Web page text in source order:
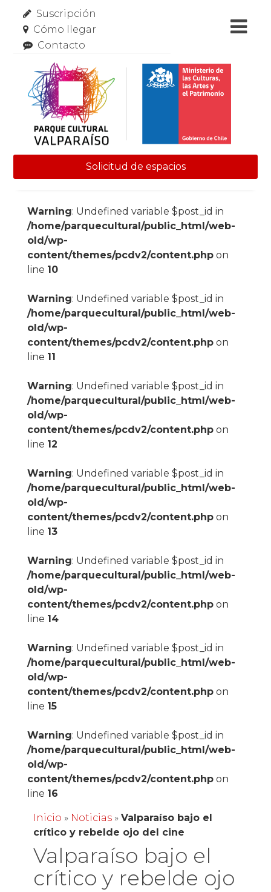
Suscripción
Cómo llegar
Contacto
Solicitud de espacios
Warning: Undefined variable $post_id in
/home/parquecultural/public_html/web-
old/wp-
content/themes/pcdv2/content.phpon
line 10
Warning: Undefined variable $post_id in
/home/parquecultural/public_html/web-
old/wp-
content/themes/pcdv2/content.phpon
line 11
Warning: Undefined variable $post_id in
/home/parquecultural/public_html/web-
old/wp-
content/themes/pcdv2/content.phpon
line 12
Warning: Undefined variable $post_id in
/home/parquecultural/public_html/web-
old/wp-
content/themes/pcdv2/content.phpon
line 13
Warning: Undefined variable $post_id in
/home/parquecultural/public_html/web-
old/wp-
content/themes/pcdv2/content.phpon
line 14
Warning: Undefined variable $post_id in
/home/parquecultural/public_html/web-
old/wp-
content/themes/pcdv2/content.phpon
line 15
Warning: Undefined variable $post_id in
/home/parquecultural/public_html/web-
old/wp-
content/themes/pcdv2/content.phpon
line 16
Inicio » Noticias» Valparaíso bajo el
crítico y rebelde ojo del cine
Valparaíso bajo el
crítico y rebelde ojo